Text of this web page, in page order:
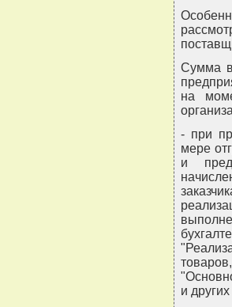
Сумма
на
- при
мере
и
и